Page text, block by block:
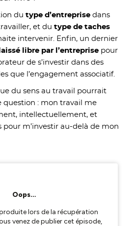
du type d’entreprise dans
et du type de taches
intervenir. Enfin, un dernier
libre par l’entreprise pour
de s’investir dans des
que l’engagement associatif.
du sens au travail pourrait
question : mon travail me
intellectuellement, et
m’investir au-delà de mon